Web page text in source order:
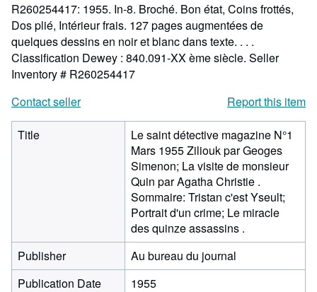
R260254417: 1955. In-8. Broché. Bon état, Coins frottés,
Dos plié, Intérieur frais. 127 pages augmentées de
quelques dessins en noir et blanc dans texte. . . .
Classification Dewey : 840.091-XX ème siècle. Seller
Inventory # R260254417
Contact seller
Report this item
Title
Le saint détective magazine N°1
Mars 1955 Ziliouk par Geoges
Simenon; La visite de monsieur
Quin par Agatha Christie .
Sommaire: Tristan c'est Yseult;
Portrait d'un crime; Le miracle
des quinze assassins .
Publisher
Au bureau du journal
Publication Date
1955